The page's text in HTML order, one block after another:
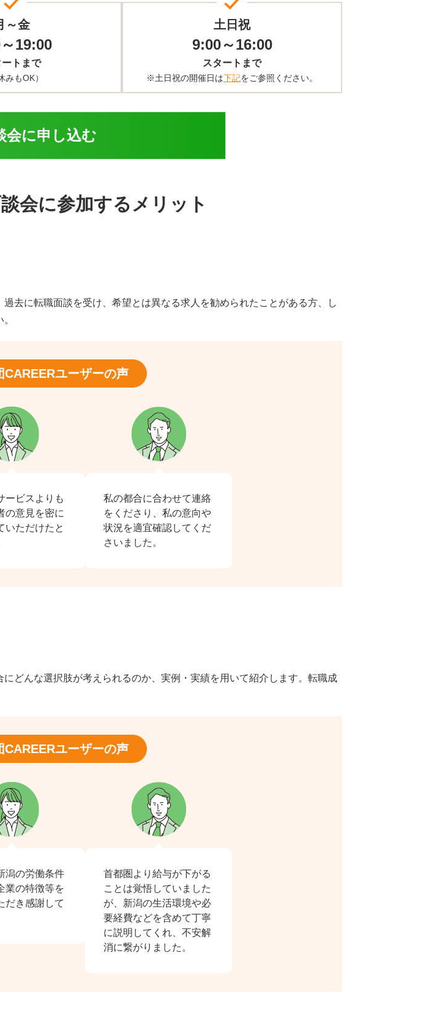
～金
19:00
ートまで
みもOK）
土日祝
9:00～16:00
スタートまで
※土日祝の開催日は下記をご参照ください。
会に申し込む
会に参加するメリット
去に転職面談を受け、希望とは異なる求人を勧められたことがある方、し
CAREERユーザーの声
ービスよりも
の意見を密に
いただけたと
私の都合に合わせて連絡
をくださり、私の意向や
状況を適宜確認してくだ
さいました。
どんな選択肢が考えられるのか、実例・実績を用いて紹介します。転職成
CAREERユーザーの声
潟の労働条件
業の特徴等を
だき感謝して
首都圏より給与が下がる
ことは覚悟していました
が、新潟の生活環境や必
要経費などを含めて丁寧
に説明してくれ、不安解
消に繋がりました。